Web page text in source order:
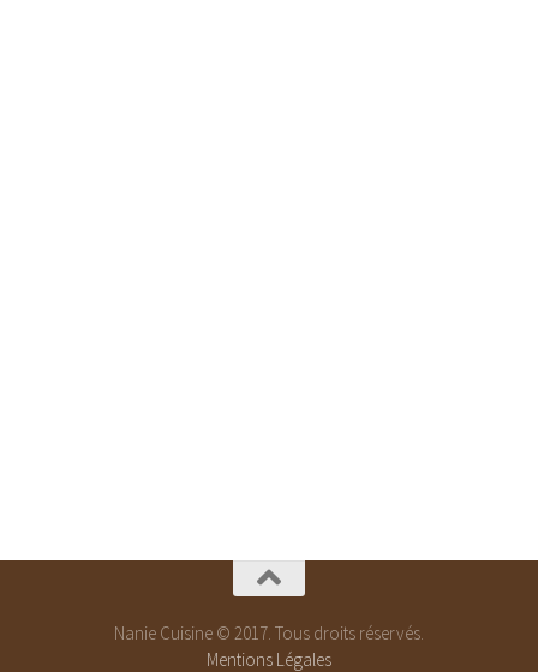
Nanie Cuisine © 2017. Tous droits réservés.
Mentions Légales